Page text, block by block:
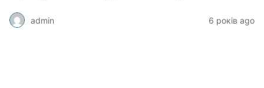
admin 6 років ago